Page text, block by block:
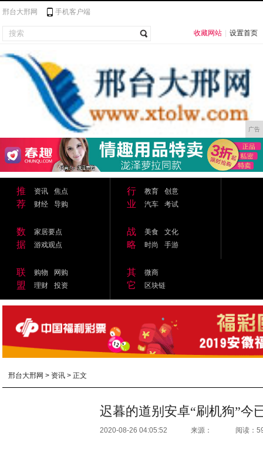
邢台大邢网 手机客户端
收藏网站 设置首页
广告
推
荐
资讯
焦点
财经
导购
行
业
教育
创意
汽车
考试
数
据
家居要点
游戏观点
战
略
美食
文化
时尚
手游
联
盟
购物
网购
理财
投资
其
它
微商
区块链
邢台大邢网 > 资讯 > 正文
迟暮的道别安卓“刷机狗”今
2020-08-26 04:05:52 来源： 阅读：